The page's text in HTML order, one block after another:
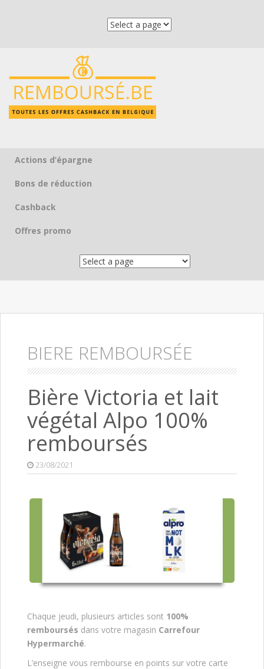
Skip to content
Actions d’épargne
Bons de réduction
Cashback
Offres promo
BIERE REMBOURSÉE
Bière Victoria et lait
végétal Alpo 100%
remboursés
23/08/2021
Chaque jeudi, plusieurs articles sont 100%
remboursés dans votre magasin Carrefour
Hypermarché.
L’enseigne vous rembourse en points sur votre carte